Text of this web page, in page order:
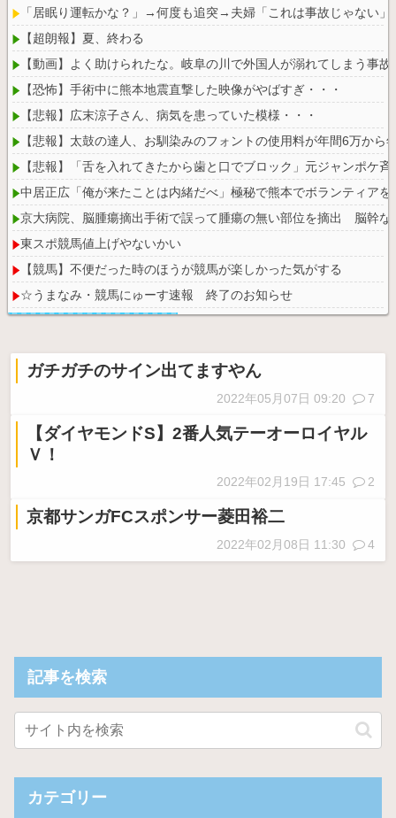
Powered by livedoor 相互RSS
「居眠り運転かな？」→何度も追突→夫婦「これは事故じゃない
【超朗報】夏、終わる
【動画】よく助けられたな。岐阜の川で外国人が溺れてしまう事故
【恐怖】手術中に熊本地震直撃した映像がやばすぎ・・・
【悲報】広末涼子さん、病気を患っていた模様・・・
【悲報】太鼓の達人、お馴染みのフォントの使用料が年間6万から
【悲報】「舌を入れてきたから歯と口でブロック」元ジャンポケ
中居正広「俺が来たことは内緒だべ」極秘で熊本でボランティアを
京大病院、脳腫瘍摘出手術で誤って腫瘍の無い部位を摘出 脳幹な
東スポ競馬値上げやないかい
【競馬】不便だった時のほうが競馬が楽しかった気がする
☆うまなみ・競馬にゅーす速報 終了のお知らせ
ガチガチのサイン出てますやん
2022年05月07日 09:20 7
【ダイヤモンドS】2番人気テーオーロイヤル
Ｖ！
2022年02月19日 17:45 2
京都サンガFCスポンサー菱田裕二
2022年02月08日 11:30 4
記事を検索
カテゴリー